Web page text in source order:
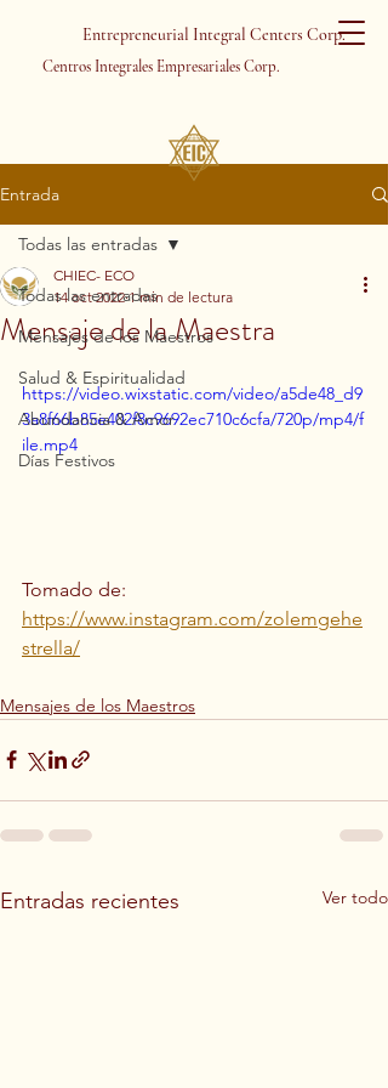
Entrepreneurial Integral Centers Corp.
Centros Integrales Empresariales Corp.
Entrada
Todas las entradas
Mensajes de los Maestros
Salud & Espiritualidad
Abundancia & Amor
Días Festivos
Todas las entradas
Mensaje de la Maestra
CHIEC- ECO
14 oct 2022 1 min de lectura
https://video.wixstatic.com/video/a5de48_d9
3a8f66b85e402f8c9692ec710c6cfa/720p/mp4/f
ile.mp4
Tomado de:
https://www.instagram.com/zolemgehe
strella/
Mensajes de los Maestros
Entradas recientes Ver todo